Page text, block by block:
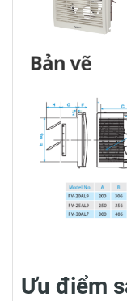
Ưu điểm